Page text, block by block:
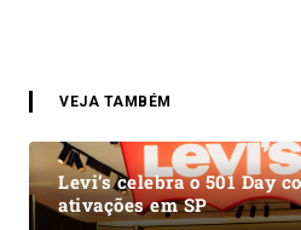
VEJA TAMBÉM
Levi’s celebra o 501 Day
ativações em SP